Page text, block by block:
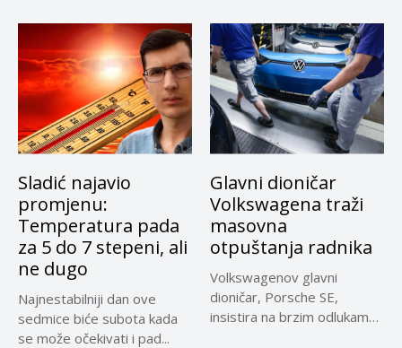
Sladić najavio
promjenu:
Temperatura pada
za 5 do 7 stepeni, ali
ne dugo
Najnestabilniji dan ove
sedmice biće subota kada
se može očekivati i pad...
Glavni dioničar
Volkswagena traži
masovna
otpuštanja radnika
Volkswagenov glavni
dioničar, Porsche SE,
insistira na brzim odlukama